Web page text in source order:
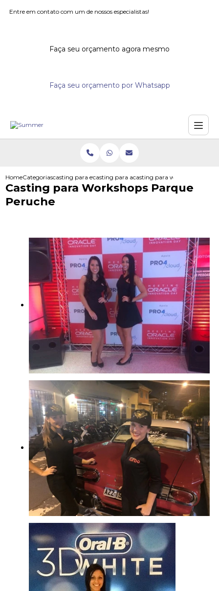
Entre em contato com um de nossos especialistas!
Faça seu orçamento agora mesmo
Faça seu orçamento por Whatsapp
HomeCategoriascasting para eventoscasting para acoes promocionais
casting para workshops
Casting para Workshops Parque
Peruche